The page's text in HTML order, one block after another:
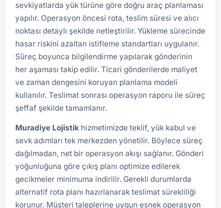
sevkiyatlarda yük türüne göre doğru araç planlaması
yapılır. Operasyon öncesi rota, teslim süresi ve alıcı
noktası detaylı şekilde netleştirilir. Yükleme sürecinde
hasar riskini azaltan istifleme standartları uygulanır.
Süreç boyunca bilgilendirme yapılarak gönderinin
her aşaması takip edilir. Ticari gönderilerde maliyet
ve zaman dengesini koruyan planlama modeli
kullanılır. Teslimat sonrası operasyon raporu ile süreç
şeffaf şekilde tamamlanır.
Muradiye Lojistik hizmetimizde teklif, yük kabul ve
sevk adımları tek merkezden yönetilir. Böylece süreç
dağılmadan, net bir operasyon akışı sağlanır. Gönderi
yoğunluğuna göre çıkış planı optimize edilerek
gecikmeler minimuma indirilir. Gerekli durumlarda
alternatif rota planı hazırlanarak teslimat sürekliliği
korunur. Müşteri taleplerine uygun esnek operasyon